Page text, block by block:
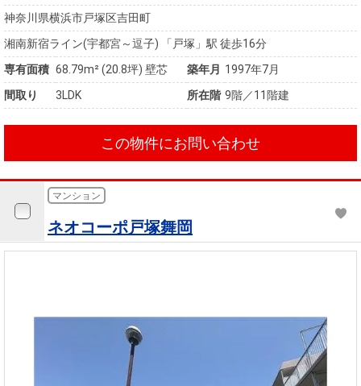
神奈川県横浜市戸塚区吉田町
湘南新宿ライン(宇都宮～逗子) 「戸塚」駅 徒歩16分
専有面積 68.79m²(20.8坪) 壁芯 築年月
1997年7月
間取り
3LDK 所在階 9階／11階建
この物件にお問い合わせ
マンション
ネオコーポ戸塚舞岡